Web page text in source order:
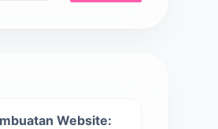
Website: